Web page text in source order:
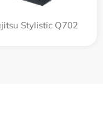
Stylistic Q702